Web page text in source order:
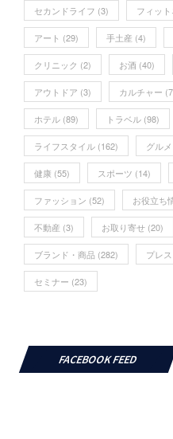
アート (29) 手土産 (4)
クリニック お酒(40)
アウトドア (3) カルチャー
ホテル (89) トラベル(98)
ライフスタイル (162) グルメ
健康 (55) スポーツ (14)
ファッション (52) お役立ち
不動産(3) お取り寄せ(20)
ブランド・商品 (282) プレ
セミナー (23)